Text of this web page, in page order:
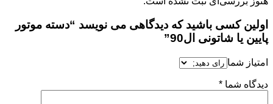
اولین کسی باشید که دیدگاهی می نویسد “دسته موتور
پایین یا شاتونی ال90”
امتیاز شما
دیدگاه شما *